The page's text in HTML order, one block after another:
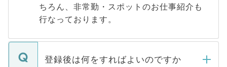
ちろん、非常勤・スポットのお仕事紹介も
行なっております。
登録後は何をすればよいのですか